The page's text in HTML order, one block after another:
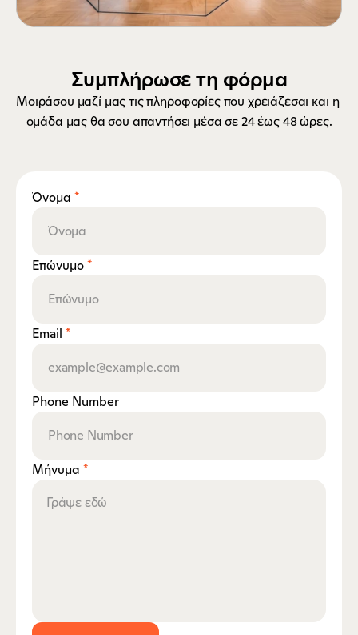
Συμπλήρωσε τη φόρμα
Μοιράσου μαζί μας τις πληροφορίες που χρειάζεσαι και η
ομάδα μας θα σου απαντήσει μέσα σε 24 έως 48 ώρες.
Όνομα *
Επώνυμο *
Email *
Phone Number
Μήνυμα *